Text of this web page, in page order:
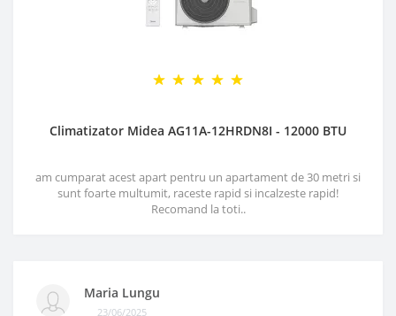
Climatizator Midea AG11A-12HRDN8I - 12000 BTU
am cumparat acest apart pentru un apartament de 30 metri si
sunt foarte multumit, raceste rapid si incalzeste rapid!
Recomand la toti..
Maria Lungu
23/06/2025